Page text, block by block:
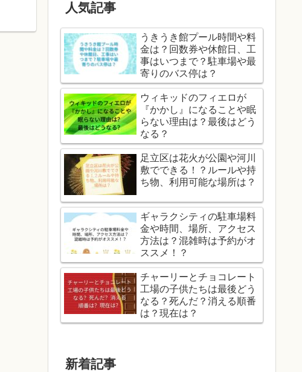
人気記事
うきうき館プール時間や料
金は？回数券や休館日、工
事はいつまで？駐車場や最
寄りのバス停は？
ウィキッドのフィエロが
『かかし』になることや眠
らない理由は？最後はどう
なる？
足立区は花火が公園や河川
敷でできる！？ルールや持
ち物、利用可能な場所は？
ギャラクシティの駐車場料
金や時間、場所、アクセス
方法は？混雑時は予約がオ
ススメ！？
チャーリーとチョコレート
工場の子供たちは最後どう
なる？死んだ？消える順番
は？現在は？
新着記事